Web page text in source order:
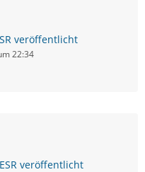
veröffentlicht
22:34
veröffentlicht